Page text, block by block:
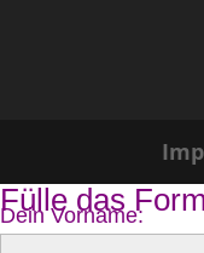
Fülle das
Dein Vorname: